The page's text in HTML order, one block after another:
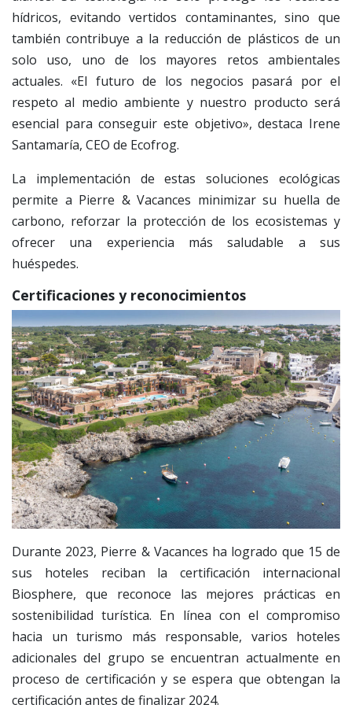
hídricos, evitando vertidos contaminantes, sino que
también contribuye a la reducción de plásticos de un
solo uso, uno de los mayores retos ambientales
actuales. «El futuro de los negocios pasará por el
respeto al medio ambiente y nuestro producto será
esencial para conseguir este objetivo», destaca Irene
Santamaría, CEO de Ecofrog.
La implementación de estas soluciones ecológicas
permite a Pierre & Vacances minimizar su huella de
carbono, reforzar la protección de los ecosistemas y
ofrecer una experiencia más saludable a sus
huéspedes.
Certificaciones y reconocimientos
Durante 2023, Pierre & Vacances ha logrado que 15 de
sus hoteles reciban la certificación internacional
Biosphere, que reconoce las mejores prácticas en
sostenibilidad turística. En línea con el compromiso
hacia un turismo más responsable, varios hoteles
adicionales del grupo se encuentran actualmente en
proceso de certificación y se espera que obtengan la
certificación antes de finalizar 2024.